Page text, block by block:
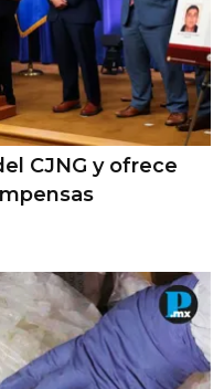
CJNG y ofrece